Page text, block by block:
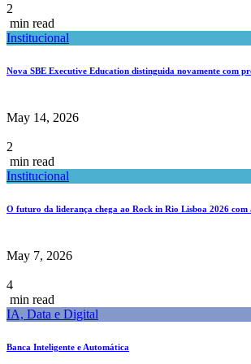
2
min read
Institucional
Nova SBE Executive Education distinguida novamente com
May 14, 2026
2
min read
Institucional
O futuro da liderança chega ao Rock in Rio Lisboa 2026 com
May 7, 2026
4
min read
IA, Data e Digital
Banca Inteligente e Automática